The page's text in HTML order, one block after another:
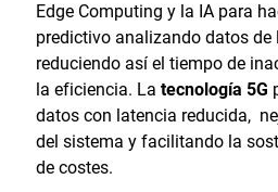
Edge Computing y la IA para
predictivo analizando datos de
reduciendo así el tiempo de
la eficiencia. La tecnología 5G
datos con latencia reducida,
del sistema y facilitando la
de costes.